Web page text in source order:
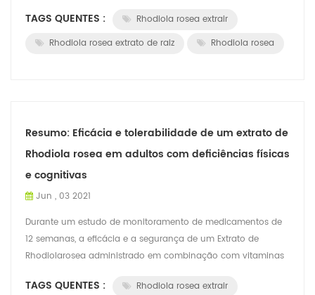
TAGS QUENTES :
Rhodiola rosea extrair
Rhodiola rosea extrato de raiz
Rhodiola rosea
Resumo: Eficácia e tolerabilidade de um extrato de
Rhodiola rosea em adultos com deficiências físicas
e cognitivas
Jun , 03 2021
Durante um estudo de monitoramento de medicamentos de
12 semanas, a eficácia e a segurança de um Extrato de
Rhodiolarosea administrado em combinação com vitaminas
TAGS QUENTES :
Rhodiola rosea extrair